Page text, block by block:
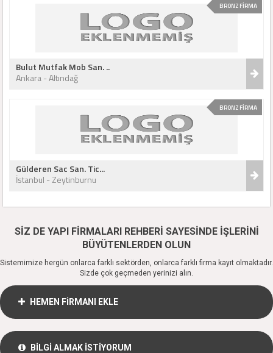
BRONZ FİRMA
Bulut Mutfak Mob San. ..
Ankara - Altındağ
BRONZ FİRMA
Gülderen Sac San. Tic...
İstanbul - Zeytinburnu
SİZ DE YAPI FİRMALARI REHBERİ SAYESİNDE İŞLERİNİ
BÜYÜTENLERDEN OLUN
Sistemimize hergün onlarca farklı sektörden, onlarca farklı firma kayıt olmaktadır.
Sizde çok geçmeden yerinizi alın.
HEMEN FİRMANI EKLE
BİLGİ ALMAK İSTİYORUM